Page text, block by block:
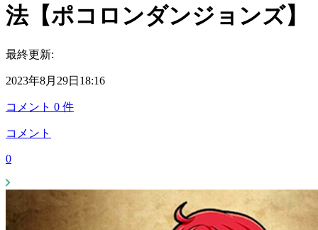
法【ポコロンダンジョンズ】
最終更新:
2023年8月29日18:16
コメント 0 件
コメント
0